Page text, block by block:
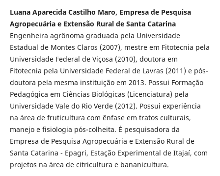
Luana Aparecida Castilho Maro, Empresa de Pesquisa
Agropecuária e Extensão Rural de Santa Catarina
Engenheira agrônoma graduada pela Universidade
Estadual de Montes Claros (2007), mestre em Fitotecnia pela
Universidade Federal de Viçosa (2010), doutora em
Fitotecnia pela Universidade Federal de Lavras (2011) e pós-
doutora pela mesma instituição em 2013. Possui Formação
Pedagógica em Ciências Biológicas (Licenciatura) pela
Universidade Vale do Rio Verde (2012). Possui experiência
na área de fruticultura com ênfase em tratos culturais,
manejo e fisiologia pós-colheita. É pesquisadora da
Empresa de Pesquisa Agropecuária e Extensão Rural de
Santa Catarina - Epagri, Estação Experimental de Itajaí, com
projetos na área de citricultura e bananicultura.